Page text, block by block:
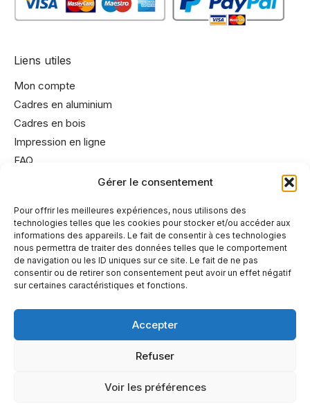
Gérer le consentement
Pour offrir les meilleures expériences, nous utilisons des
technologies telles que les cookies pour stocker et/ou accéder aux
informations des appareils. Le fait de consentir à ces technologies
nous permettra de traiter des données telles que le comportement
de navigation ou les ID uniques sur ce site. Le fait de ne pas
consentir ou de retirer son consentement peut avoir un effet négatif
sur certaines caractéristiques et fonctions.
Accepter
Refuser
Voir les préférences
Liens utiles
Mon compte
Cadres en aluminium
Cadres en bois
Impression en ligne
FAQ
Conditions générales de vente
Mentions légales
Politique de cookies
Politique de confidentialité
© 2025 Cadre Roussin. Tous droits réservés. Création de